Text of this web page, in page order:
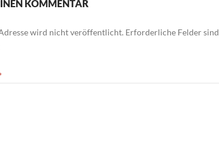
KOMMENTAR
wird nicht veröffentlicht. Erforderliche Felder sind